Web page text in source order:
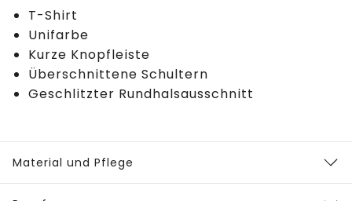
T-Shirt
Unifarbe
Kurze Knopfleiste
Überschnittene Schultern
Geschlitzter Rundhalsausschnitt
Material und Pflege